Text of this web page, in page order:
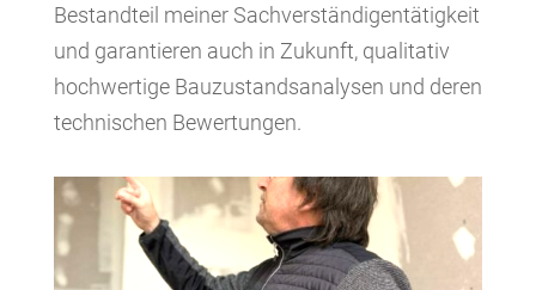
Bestandteil meiner Sachverständigentätigkeit
und garantieren auch in Zukunft, qualitativ
hochwertige Bauzustandsanalysen und deren
technischen Bewertungen.